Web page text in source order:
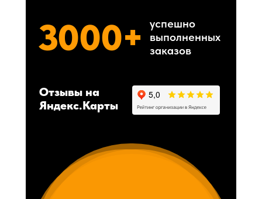
3000+
успешно
выполненных
заказов
Отзывы на
Яндекс.Карты